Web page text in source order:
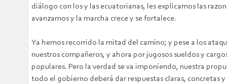
diálogo con los y las ecuatorianas, les explicamos las
avanzamos y la marcha crece y se fortalece.
Ya hemos recorrido la mitad del camino; y pese a los
nuestros compañeros, y ahora por jugosos sueldos y
populares. Pero la verdad se va imponiendo, nuestra
todo el gobierno deberá dar respuestas claras, concretas